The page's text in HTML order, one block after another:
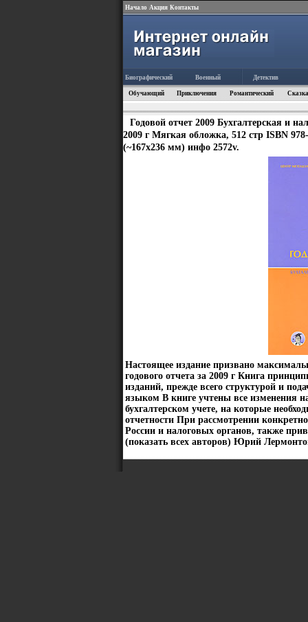
Начало Акция Контакты
Биографический Военный Детектив
Обучающий Приключения Романтический
Годовой отчет 2009 Бухгалтерская и
2009 г Мягкая обложка, 512 стр ISBN
(~167x236 мм) инфо 2572v.
Настоящее издание призвано
годового отчета за 2009 г Книга
изданий, прежде всего структурой и
языком В книге учтены все изменения
бухгалтерском учете, на которые
отчетности При рассмотрении
России и налоговых органов, также
(показать всех авторов) Юрий